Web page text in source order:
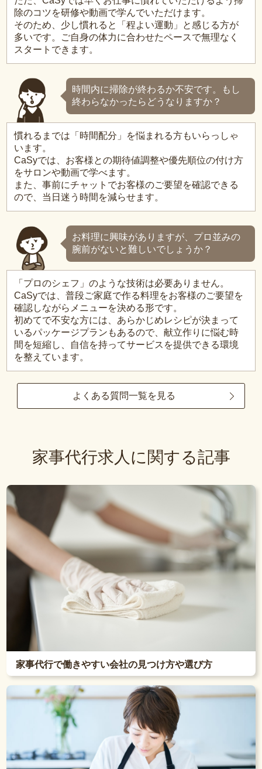
除のコツを研修や動画で学んでいただけます。
そのため、少し慣れると「程よい運動」と感じる方が
多いです。ご自身の体力に合わせたペースで無理なく
スタートできます。
時間内に掃除が終わるか不安です。もし
終わらなかったらどうなりますか？
慣れるまでは「時間配分」を悩まれる方もいらっしゃ
います。
CaSyでは、お客様との期待値調整や優先順位の付け方
をサロンや動画で学べます。
また、事前にチャットでお客様のご要望を確認できる
ので、当日迷う時間を減らせます。
お料理に興味がありますが、プロ並みの
腕前がないと難しいでしょうか？
「プロのシェフ」のような技術は必要ありません。
CaSyでは、普段ご家庭で作る料理をお客様のご要望を
確認しながらメニューを決める形です。
初めてで不安な方には、あらかじめレシピが決まって
いるパッケージプランもあるので、献立作りに悩む時
間を短縮し、自信を持ってサービスを提供できる環境
を整えています。
よくある質問一覧を見る
家事代行求人に関する記事
家事代行で働きやすい会社の見つけ方や選び方